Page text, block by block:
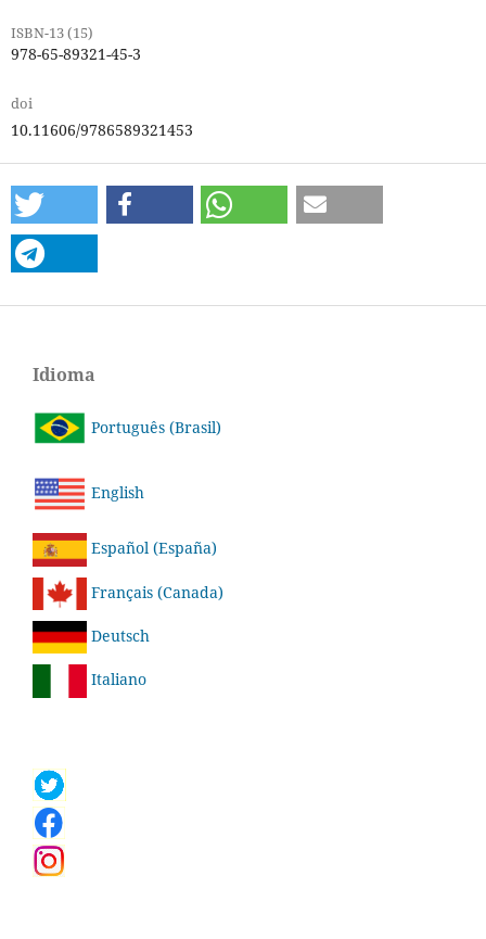
ISBN-13 (15)
978-65-89321-45-3
doi
10.11606/9786589321453
Idioma
Português (Brasil)
English
Español (España)
Français (Canada)
Deutsch
Italiano